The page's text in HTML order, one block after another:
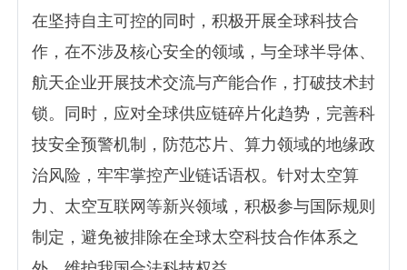
在坚持自主可控的同时，积极开展全球科技合
作，在不涉及核心安全的领域，与全球半导体、
航天企业开展技术交流与产能合作，打破技术封
锁。同时，应对全球供应链碎片化趋势，完善科
技安全预警机制，防范芯片、算力领域的地缘政
治风险，牢牢掌控产业链话语权。针对太空算
力、太空互联网等新兴领域，积极参与国际规则
制定，避免被排除在全球太空科技合作体系之